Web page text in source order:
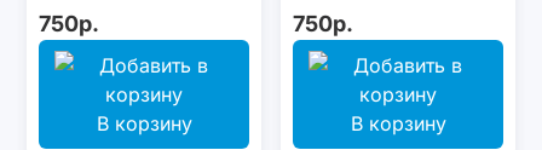
White/Pink +
White/Blue
750р.
В корзину
Blue
750р.
В корзину